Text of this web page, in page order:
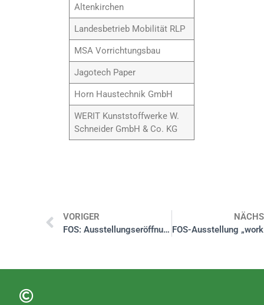
Altenkirchen
Landesbetrieb Mobilität RLP
MSA Vorrichtungsbau
Jagotech Paper
Horn Haustechnik GmbH
WERIT Kunststoffwerke W.
Schneider GmbH & Co. KG
VORIGER
FOS: Ausstellungseröffnung im Rathaus AK